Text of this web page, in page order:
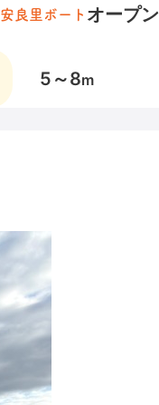
安良里ボート オープン
5～8m